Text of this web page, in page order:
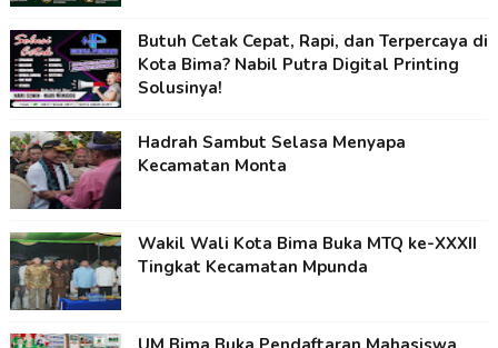
Butuh Cetak Cepat, Rapi, dan Terpercaya di
Kota Bima? Nabil Putra Digital Printing
Solusinya!
Hadrah Sambut Selasa Menyapa
Kecamatan Monta
Wakil Wali Kota Bima Buka MTQ ke-XXXII
Tingkat Kecamatan Mpunda